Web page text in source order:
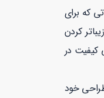
که برای
کردن
کیفیت در
خود